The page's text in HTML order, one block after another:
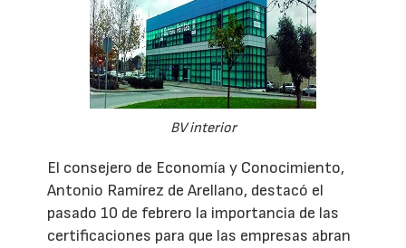
BV interior
El consejero de Economía y Conocimiento,
Antonio Ramírez de Arellano, destacó el
pasado 10 de febrero la importancia de las
certificaciones para que las empresas abran